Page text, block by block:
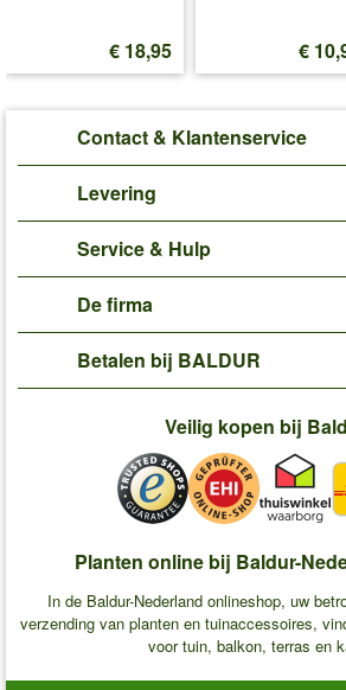
€ 18,95 €
Contact & Klantenservice
Levering
Service & Hulp
De firma
Betalen bij BALDUR
Veilig kopen bij
Planten online bij Baldur-
In de Baldur-Nederland onlineshop, uw
verzending van planten en tuinaccessoires,
voor tuin, balkon, terras en